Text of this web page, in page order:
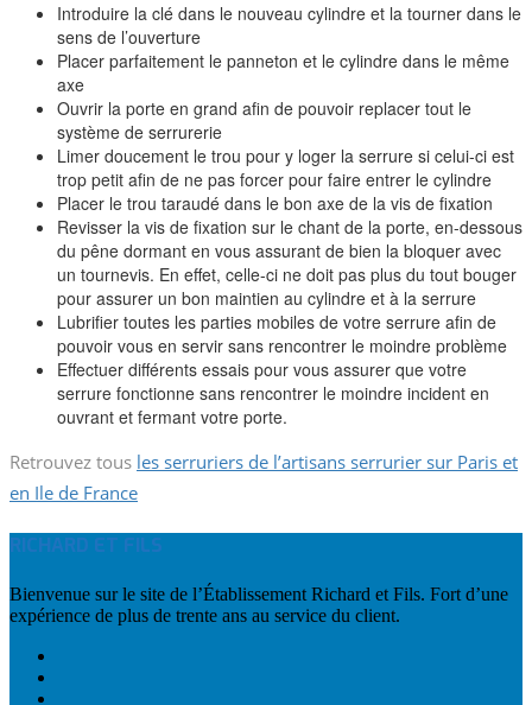
Introduire la clé dans le nouveau cylindre et la tourner dans le
sens de l’ouverture
Placer parfaitement le panneton et le cylindre dans le même
axe
Ouvrir la porte en grand afin de pouvoir replacer tout le
système de serrurerie
Limer doucement le trou pour y loger la serrure si celui-ci est
trop petit afin de ne pas forcer pour faire entrer le cylindre
Placer le trou taraudé dans le bon axe de la vis de fixation
Revisser la vis de fixation sur le chant de la porte, en-dessous
du pêne dormant en vous assurant de bien la bloquer avec
un tournevis. En effet, celle-ci ne doit pas plus du tout bouger
pour assurer un bon maintien au cylindre et à la serrure
Lubrifier toutes les parties mobiles de votre serrure afin de
pouvoir vous en servir sans rencontrer le moindre problème
Effectuer différents essais pour vous assurer que votre
serrure fonctionne sans rencontrer le moindre incident en
ouvrant et fermant votre porte.
Retrouvez tous les serruriers de l’artisans serrurier sur Paris et
en Ile de France
RICHARD ET FILS
Bienvenue sur le site de l’Établissement Richard et Fils. Fort d’une
expérience de plus de trente ans au service du client.